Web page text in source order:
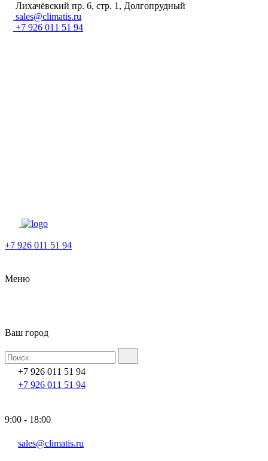
Лихачёвский пр. 6, стр. 1, Долгопрудный
sales@climatis.ru
+7 926 011 51 94
+7 926 011 51 94
Меню
Ваш город
+7 926 011 51 94
+7 926 011 51 94
9:00 - 18:00
sales@climatis.ru